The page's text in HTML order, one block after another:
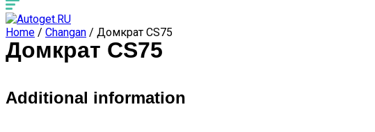
Home / Changan / Домкрат CS75
Домкрат CS75
Additional information